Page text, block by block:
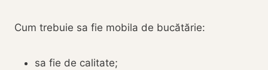
Cum trebuie sa fie mobila de bucătărie:
sa fie de calitate;